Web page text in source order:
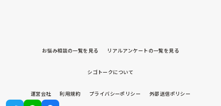
お悩み相談の一覧を見る リアルアンケートの一覧を見る
シゴトークについて
運営会社 利用規約 プライバシーポリシー 外部送信ポリシー